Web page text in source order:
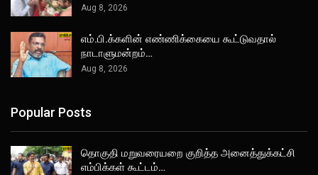
Aug 8, 2026
எம்.பி.க்களின் எண்ணிக்கையை கூட்டுவதால்
நாடாளுமன்றம்…
Aug 8, 2026
Popular Posts
தொகுதி மறுவரையறை குறித்த அனைத்துக்கட்சி
எம்பிக்கள் கூட்டம்…